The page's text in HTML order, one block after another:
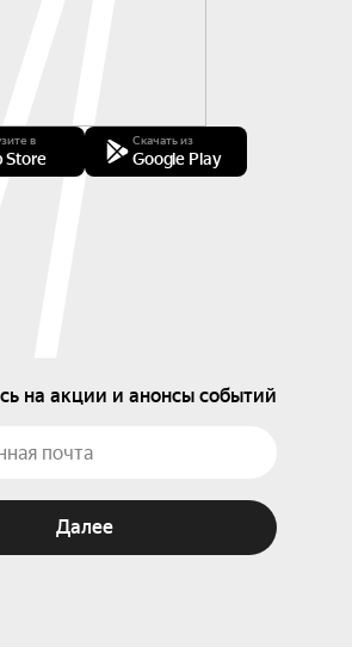
в
Store
Скачать из
Google Play
на акции и анонсы событий
Далее